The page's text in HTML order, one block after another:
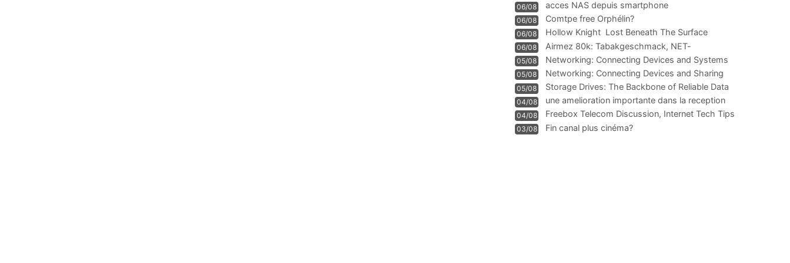
06/08 acces NAS depuis smartphone
06/08 Comtpe free Orphélin?
06/08 Hollow Knight  Lost Beneath The Surface
06/08
Airmez 80k: Tabakgeschmack, NET-
Technologie und Leistung im
05/08 Networking: Connecting Devices and Systems
05/08
Networking: Connecting Devices and Sharing
Information
05/08
Storage Drives: The Backbone of Reliable Data
Management
04/08
une amelioration importante dans la reception
WIFI
04/08
Freebox Telecom Discussion, Internet Tech Tips
Communi
03/08 Fin canal plus cinéma?